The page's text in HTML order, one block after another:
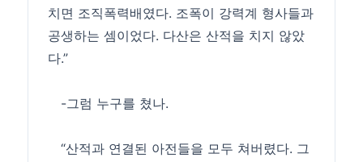
치면 조직폭력배였다. 조폭이 강력계 형사들과
공생하는 셈이었다. 다산은 산적을 치지 않았
다.”
-그럼 누구를 쳤나.
“산적과 연결된 아전들을 모두 쳐버렸다. 그